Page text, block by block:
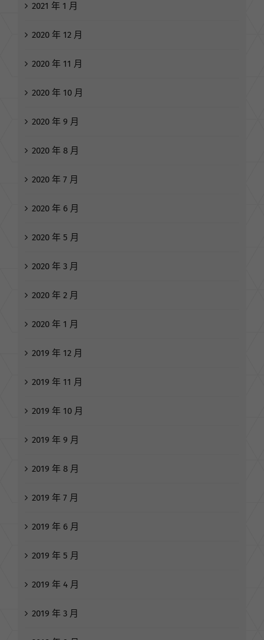
2021 年 1 月
2020 年 12 月
2020 年 11 月
2020 年 10 月
2020 年 9 月
2020 年 8 月
2020 年 7 月
2020 年 6 月
2020 年 5 月
2020 年 3 月
2020 年 2 月
2020 年 1 月
2019 年 12 月
2019 年 11 月
2019 年 10 月
2019 年 9 月
2019 年 8 月
2019 年 7 月
2019 年 6 月
2019 年 5 月
2019 年 4 月
2019 年 3 月